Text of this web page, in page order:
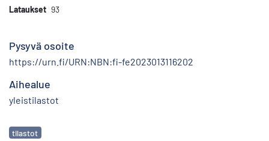
Lataukset 93
Pysyvä osoite
https://urn.fi/URN:NBN:fi-fe2023013116202
Aihealue
yleistilastot
Avainsanat
tilastot